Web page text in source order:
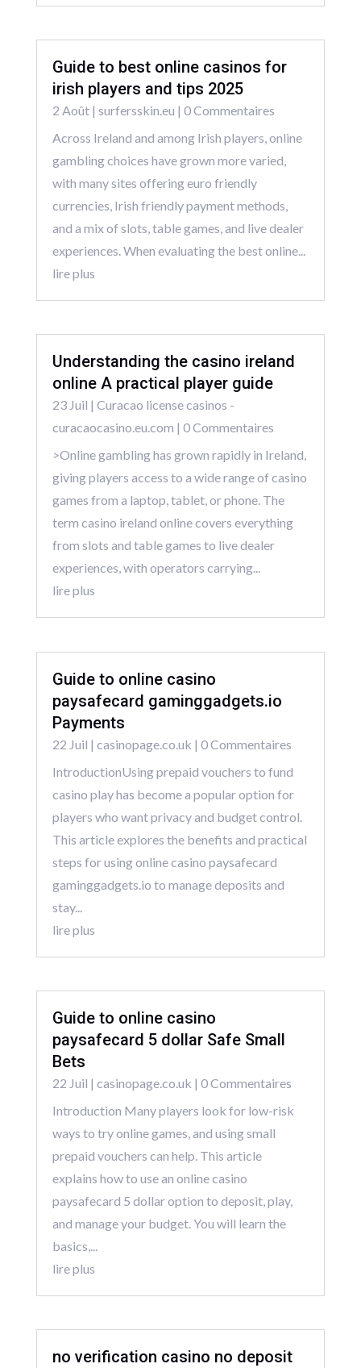
Guide to best online casinos for
irish players and tips 2025
2 Août| surfersskin.eu | 0 Commentaires
Across Ireland and among Irish players, online
gambling choices have grown more varied,
with many sites offering euro friendly
currencies, Irish friendly payment methods,
and a mix of slots, table games, and live dealer
experiences. When evaluating the best online...
lire plus
Understanding the casino ireland
online A practical player guide
23 Juil | Curacao license casinos -
curacaocasino.eu.com | 0 Commentaires
>Online gambling has grown rapidly in Ireland,
giving players access to a wide range of casino
games from a laptop, tablet, or phone. The
term casino ireland online covers everything
from slots and table games to live dealer
experiences, with operators carrying...
lire plus
Guide to online casino
paysafecard gaminggadgets.io
Payments
22 Juil | casinopage.co.uk | 0 Commentaires
IntroductionUsing prepaid vouchers to fund
casino play has become a popular option for
players who want privacy and budget control.
This article explores the benefits and practical
steps for using online casino paysafecard
gaminggadgets.io to manage deposits and
stay...
lire plus
Guide to online casino
paysafecard 5 dollar Safe Small
Bets
22 Juil | casinopage.co.uk | 0 Commentaires
Introduction Many players look for low-risk
ways to try online games, and using small
prepaid vouchers can help. This article
explains how to use an online casino
paysafecard 5 dollar option to deposit, play,
and manage your budget. You will learn the
basics,...
lire plus
no verification casino no deposit